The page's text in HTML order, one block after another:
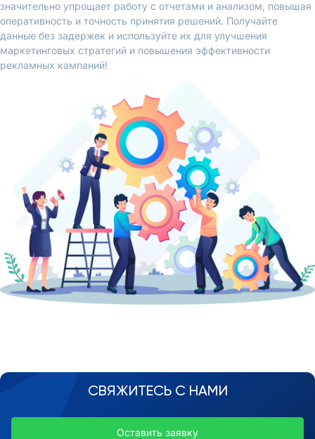
значительно упрощает работу с отчетами и анализом, повышая
оперативность и точность принятия решений. Получайте
данные без задержек и используйте их для улучшения
маркетинговых стратегий и повышения эффективности
рекламных кампаний!
СВЯЖИТЕСЬ С НАМИ
Оставить заявку